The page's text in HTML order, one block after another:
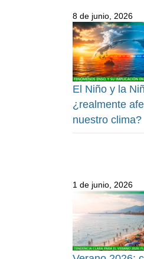
8 de junio, 2026
El Niño y la
¿realmente
nuestro clima?
1 de junio, 2026